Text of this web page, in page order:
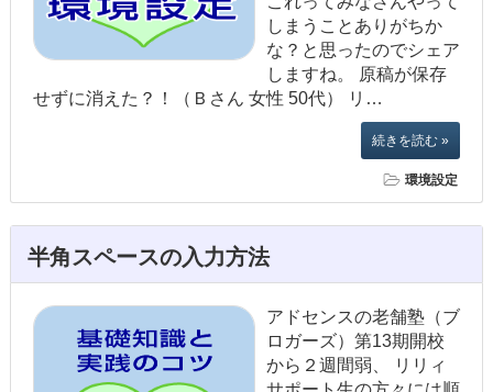
しまうことありがちか
な？と思ったのでシェア
しますね。 原稿が保存
せずに消えた？！（Ｂさん 女性 50代） リ…
続きを読む »
環境設定
半角スペースの入力方法
アドセンスの老舗塾（ブ
ロガーズ）第13期開校
から２週間弱、 リリィ